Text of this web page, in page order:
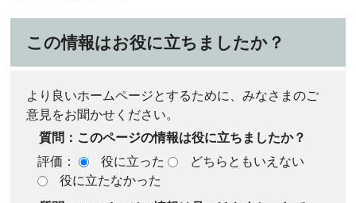
この情報はお役に立ちましたか？
より良いホームページとするために、みなさまのご
意見をお聞かせください。
質問：このページの情報は役に立ちましたか？
評価：
役に立った
どちらともいえない
役に立たなかった